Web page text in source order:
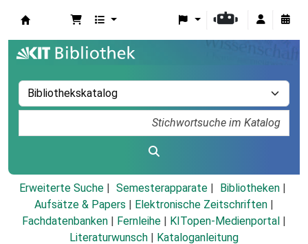
Erweiterte Suche Semesterapparate
Bibliotheken
Aufsätze & Papers
Elektronische Zeitschriften
Fachdatenbanken
Fernleihe KITopen-Medienportal
Literaturwunsch
Kataloganleitung